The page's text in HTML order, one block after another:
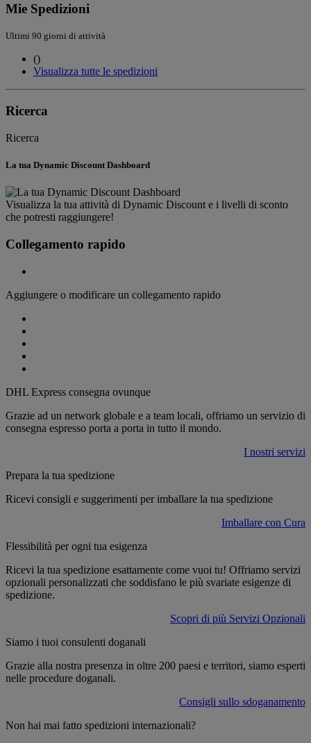
Mie Spedizioni
Ultimi 90 giorni di attività
()
Visualizza tutte le spedizioni
Ricerca
Ricerca
La tua Dynamic Discount Dashboard
Visualizza la tua attività di Dynamic Discount e i livelli di sconto
che potresti raggiungere!
Collegamento rapido
Aggiungere o modificare un collegamento rapido
DHL Express consegna ovunque
Grazie ad un network globale e a team locali, offriamo un servizio di
consegna espresso porta a porta in tutto il mondo.
I nostri servizi
Prepara la tua spedizione
Ricevi consigli e suggerimenti per imballare la tua spedizione
Imballare con Cura
Flessibilità per ogni tua esigenza
Ricevi la tua spedizione esattamente come vuoi tu! Offriamo servizi
opzionali personalizzati che soddisfano le più svariate esigenze di
spedizione.
Scopri di più Servizi Opzionali
Siamo i tuoi consulenti doganali
Grazie alla nostra presenza in oltre 200 paesi e territori, siamo esperti
nelle procedure doganali.
Consigli sullo sdoganamento
Non hai mai fatto spedizioni internazionali?